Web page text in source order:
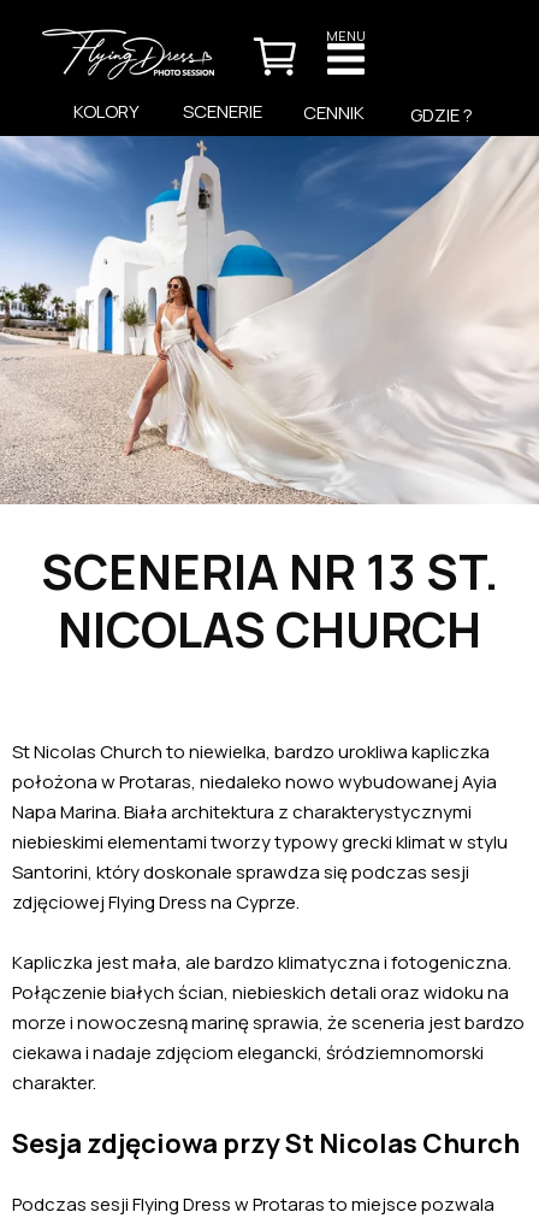
MENU
KOLORY SCENERIE CENNIK GDZIE ?
SCENERIA NR 13 ST.
NICOLAS CHURCH
St Nicolas Church to niewielka, bardzo urokliwa kapliczka
położona w Protaras, niedaleko nowo wybudowanej Ayia
Napa Marina. Biała architektura z charakterystycznymi
niebieskimi elementami tworzy typowy grecki klimat w stylu
Santorini, który doskonale sprawdza się podczas sesji
zdjęciowej Flying Dress na Cyprze.
Kapliczka jest mała, ale bardzo klimatyczna i fotogeniczna.
Połączenie białych ścian, niebieskich detali oraz widoku na
morze i nowoczesną marinę sprawia, że sceneria jest bardzo
ciekawa i nadaje zdjęciom elegancki, śródziemnomorski
charakter.
Sesja zdjęciowa przy St Nicolas Church
Podczas sesji Flying Dress w Protaras to miejsce pozwala